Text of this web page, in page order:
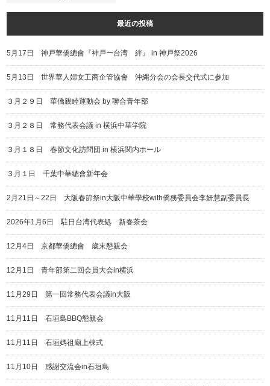
最近の投稿
5月17日 神戸華僑總會『神戸ー台湾 絆』 in 神戸祭2026
5月13日 世界華人婦女工商企管協會 沖縄分会の会長交代式に参加
３月２９日 華僑親睦運動会 by 聯合青年部
３月２８日 常務代表会議 in 横浜中華学院
３月１８日 春節文化訪問団 in 横浜関内ホール
３月１日 千葉中華總會新年会
2月21日～22日 大阪春節祭in大阪中華學校with僑務委員会李妍慧副委員長
2026年1月6日 駐日台湾代表処 新春茶会
12月4日 京都華僑總會 歳末懇親会
12月1日 青年部第二回会員大会in横浜
11月29日 第一回常務代表会議in大阪
11月11日 石垣島BBQ懇親会
11月11日 石垣媽祖廟上棟式
11月10日 感謝交流会in石垣島